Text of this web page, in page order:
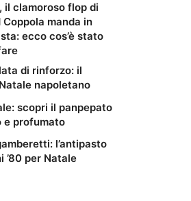
il clamoroso flop di
Coppola manda in
ecco cos’è stato
di rinforzo: il
napoletano
scopri il panpepato
e profumato
l’antipasto
’80 per Natale